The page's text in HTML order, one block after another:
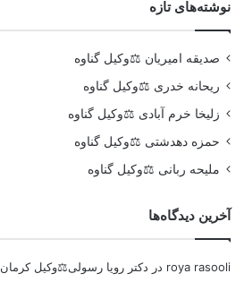
نوشته‌های تازه
صدیقه امیریان ⚖️وکیل گناوه
ریحانه خدری ⚖️وکیل گناوه
زلیخا خرم آبادی ⚖️وکیل گناوه
حمزه دهدشتی ⚖️وکیل گناوه
ملیحه ربانی ⚖️وکیل گناوه
آخرین دیدگاه‌ها
roya rasooli در دکتر رویا رسولی⚖️وکیل کرمان